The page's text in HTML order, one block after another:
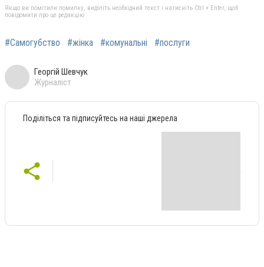
Якщо ви помітили помилку, виділіть необхідний текст і натисніть Ctrl + Enter, щоб
повідомити про це редакцію
#Самогубство #жінка #комунальні #послуги
Георгій Шевчук
Журналіст
Поділіться та підписуйтесь на наші джерела